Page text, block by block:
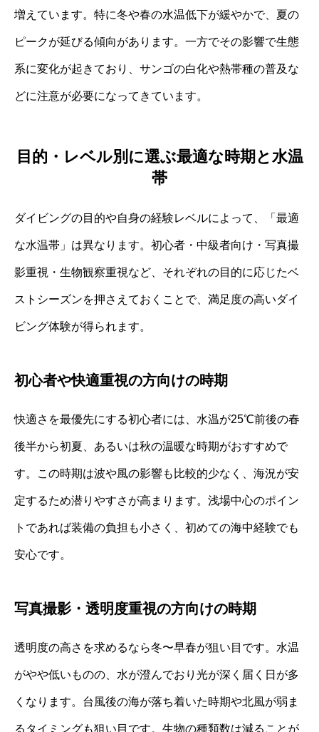
増えています。特に冬や春の水温低下が緩やかで、夏の
ピークが延びる傾向があります。一方でその影響で生態
系に変化が起きており、サンゴの白化や熱帯種の普及な
どに注意が必要になってきています。
目的・レベル別に選ぶ最適な時期と水温
帯
ダイビングの目的や自身の経験レベルによって、「最適
な水温帯」は異なります。初心者・中級者向け・写真撮
影重視・生物観察重視など、それぞれの目的に応じたベ
ストシーズンを押さえておくことで、満足度の高いダイ
ビング体験が得られます。
初心者や快適重視の方向けの時期
快適さを最優先にする初心者には、水温が25℃前後の春
後半から初夏、あるいは秋の温暖な時期がおすすめで
す。この時期は波や風の影響も比較的少なく、海況が安
定するため潜りやすさが高まります。浅場中心のポイン
トであれば装備の負担も小さく、初めての海中経験でも
安心です。
写真撮影・透明度重視の方向けの時期
透明度の高さを求めるなら冬〜早春が狙い目です。水温
がやや低いものの、水が澄んでおり光が深く届く日が多
くなります。台風後の海が落ち着いた時期や北風が弱ま
るタイミングも狙い目です。生物の種類数は減ることが